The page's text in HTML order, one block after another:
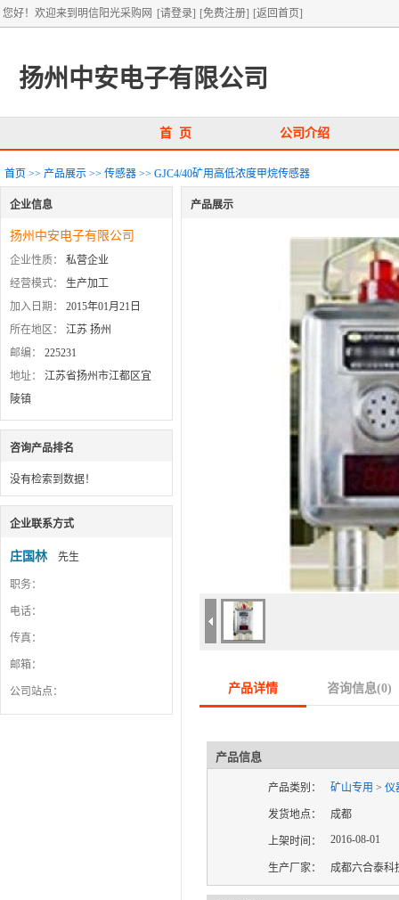
您好！欢迎来到明信阳光采购网 [请登录] [免费注册] [返回首页]
扬州中安电子有限公司
首 页 公司介绍
首页 >> 产品展示 >> 传感器 >> GJC4/40矿用高低浓度甲烷传感器
企业信息
扬州中安电子有限公司
企业性质：
私营企业
经营模式：
生产加工
加入日期：
2015年01月21日
所在地区：
江苏 扬州
邮编：
225231
地址：
江苏省扬州市江都区宜
陵镇
咨询产品排名
没有检索到数据！
企业联系方式
庄国林 先生
职务：
电话：
传真：
邮箱：
公司站点：
产品展示
产品详情 咨询信息(0)
产品信息
产品类别： 矿山专用 > 仪
发货地点： 成都
上架时间： 2016-08-01
生产厂家： 成都六合泰科